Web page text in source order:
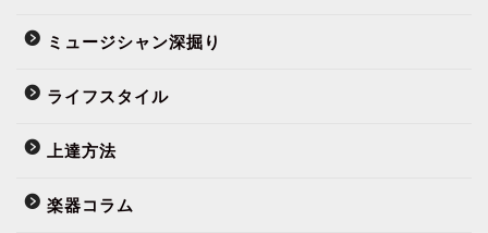
ミュージシャン深掘り
ライフスタイル
上達方法
楽器コラム